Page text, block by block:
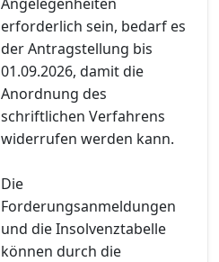
erforderlich sein, bedarf es
der Antragstellung bis
01.09.2026, damit die
Anordnung des
schriftlichen Verfahrens
widerrufen werden kann.
Die
Forderungsanmeldungen
und die Insolvenztabelle
können durch die